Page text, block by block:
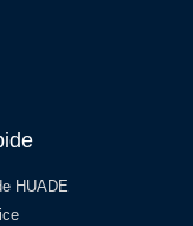
HUADE